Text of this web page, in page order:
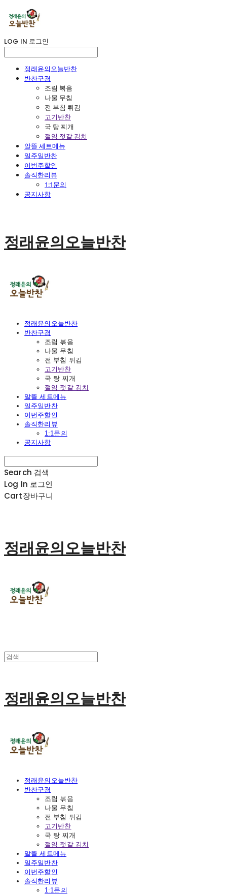
LOG IN 로그인
정래윤의오늘반찬
반찬구경
조림 볶음
나물 무침
전 부침 튀김
고기반찬
국 탕 찌개
절임 젓갈 김치
알뜰 세트메뉴
일주일반찬
이번주할인
솔직한리뷰
1:1문의
공지사항
정래윤의오늘반찬
정래윤의오늘반찬
반찬구경
조림 볶음
나물 무침
전 부침 튀김
고기반찬
국 탕 찌개
절임 젓갈 김치
알뜰 세트메뉴
일주일반찬
이번주할인
솔직한리뷰
1:1문의
공지사항
Search 검색
Log In 로그인
Cart장바구니
정래윤의오늘반찬
정래윤의오늘반찬
정래윤의오늘반찬
반찬구경
조림 볶음
나물 무침
전 부침 튀김
고기반찬
국 탕 찌개
절임 젓갈 김치
알뜰 세트메뉴
일주일반찬
이번주할인
솔직한리뷰
1:1문의